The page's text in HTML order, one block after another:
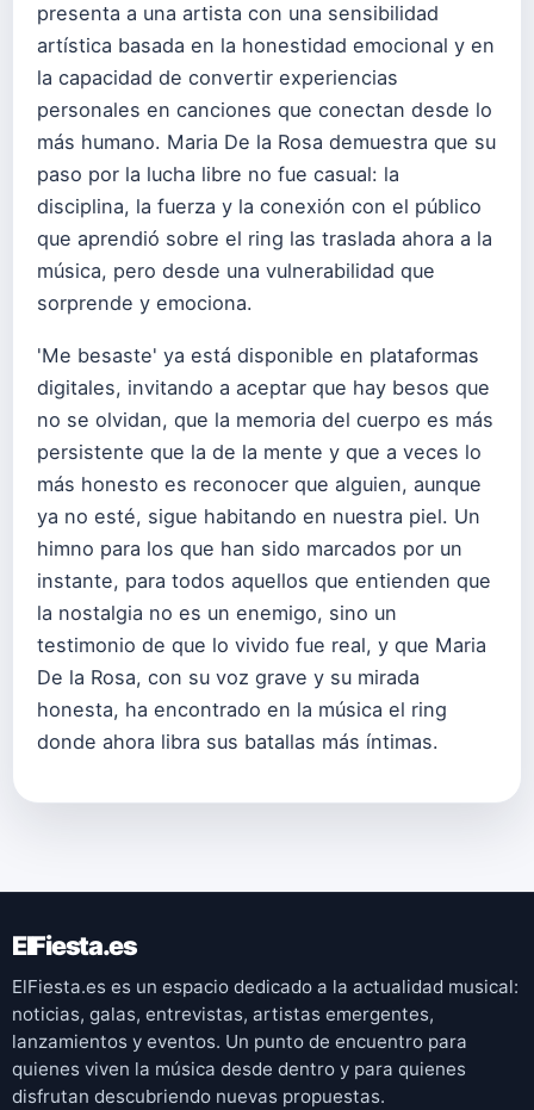
presenta a una artista con una sensibilidad
artística basada en la honestidad emocional y en
la capacidad de convertir experiencias
personales en canciones que conectan desde lo
más humano. Maria De la Rosa demuestra que su
paso por la lucha libre no fue casual: la
disciplina, la fuerza y la conexión con el público
que aprendió sobre el ring las traslada ahora a la
música, pero desde una vulnerabilidad que
sorprende y emociona.
'Me besaste' ya está disponible en plataformas
digitales, invitando a aceptar que hay besos que
no se olvidan, que la memoria del cuerpo es más
persistente que la de la mente y que a veces lo
más honesto es reconocer que alguien, aunque
ya no esté, sigue habitando en nuestra piel. Un
himno para los que han sido marcados por un
instante, para todos aquellos que entienden que
la nostalgia no es un enemigo, sino un
testimonio de que lo vivido fue real, y que Maria
De la Rosa, con su voz grave y su mirada
honesta, ha encontrado en la música el ring
donde ahora libra sus batallas más íntimas.
ElFiesta.es
ElFiesta.es es un espacio dedicado a la actualidad musical:
noticias, galas, entrevistas, artistas emergentes,
lanzamientos y eventos. Un punto de encuentro para
quienes viven la música desde dentro y para quienes
disfrutan descubriendo nuevas propuestas.